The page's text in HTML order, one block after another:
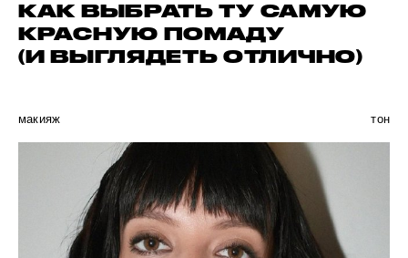
КАК ВЫБРАТЬ ТУ САМУЮ
КРАСНУЮ ПОМАДУ
(И ВЫГЛЯДЕТЬ ОТЛИЧНО)
макияж тон